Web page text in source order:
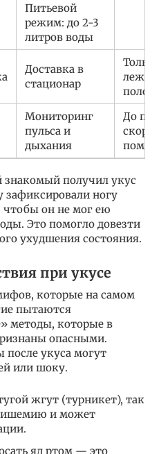
Питьевой
режим: до 2-3
литров воды
Доставка в
стационар
Мониторинг
пульса и
дыхания
До
получил укус
зафиксировали ногу
чтобы он не мог ею
Это помогло довезти
ухудшения состояния.
при укусе
которые на самом
пытаются
методы, которые в
опасными.
укуса могут
или шоку.
жгут (турникет), так
ишемию и может
яд ртом — это